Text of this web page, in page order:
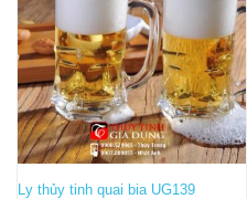
Ly thủy tinh quai bia UG139